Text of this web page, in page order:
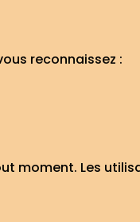
reconnaissez :
moment. Les